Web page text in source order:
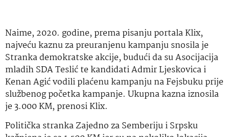
Naime, 2020. godine, prema pisanju portala Klix,
najveću kaznu za preuranjenu kampanju snosila je
Stranka demokratske akcije, budući da su Asocijacija
mladih SDA Teslić te kandidati Admir Ljeskovica i
Kenan Agić vodili plaćenu kampanju na Fejsbuku prije
službenog početka kampanje. Ukupna kazna iznosila
je 3.000 KM, prenosi Klix.
Politička stranka Zajedno za Semberiju i Srpsku